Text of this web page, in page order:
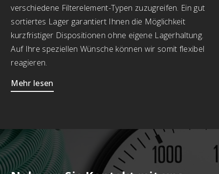
verschiedene Filterelement-Typen zuzugreifen. Ein gut
sortiertes Lager garantiert Ihnen die Möglichkeit
kurzfristiger Dispositionen ohne eigene Lagerhaltung.
Auf Ihre speziellen Wünsche können wir somit flexibel
reagieren.
Mehr lesen